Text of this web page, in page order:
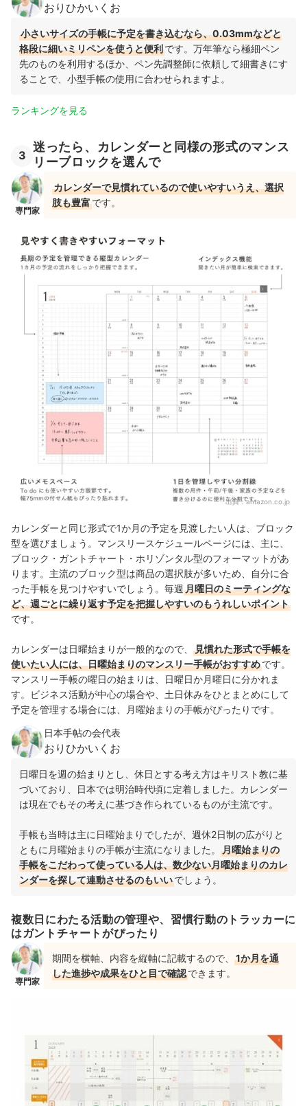
おりひかいくお
小さいサイズの手帳に予定を書き込むなら、0.03mmなどと
格段に細いミリペンを使うと便利です。万年筆なら極細ペン
先のものを利用するほか、ペン先調整師に依頼して細書きにす
ることで、小型手帳の使用に合わせられますよ。
ランキングを見る
3
迷ったら、カレンダーと同様の形式のマンス
リーブロックを選んで
専門家
カレンダーで見慣れているので使いやすいうえ、選択
肢も豊富です。
出典：amazon.co.jp
カレンダーと同じ形式で1か月の予定を見渡したい人は、ブロック
型を選びましょう。マンスリースケジュールページには、主に、
ブロック・ガントチャート・ホリゾンタル型のフォーマットがあ
ります。主流のブロック型は商品の選択肢が多いため、自分に合
った手帳を見つけやすいでしょう。毎週 月曜日のミーティングな
ど、週ごとに繰り返す予定を把握しやすいのもうれしいポイント
です。
カレンダーは日曜始まりが一般的なので、
見慣れた形式で手帳を
使いたい人には、日曜始まりのマンスリー手帳がおすすめです。
マンスリー手帳の曜日の始まりは、日曜日か月曜日に分かれま
す。ビジネス活動が中心の場合や、土日休みをひとまとめにして
予定を管理する場合には、月曜始まりの手帳がぴったりです。
日本手帖の会代表
おりひかいくお
日曜日を週の始まりとし、休日とする考え方はキリスト教に基
づいており、日本では明治時代頃に定着しました。カレンダー
は現在でもその考えに基づき作られているものが主流です。
手帳も当時は主に日曜始まりでしたが、週休2日制の広がりと
ともに月曜始まりの手帳が主流になりました。
月曜始まりの
手帳をこだわって使っている人は、数少ない月曜始まりのカレ
ンダーを探して連動させるのもいいでしょう。
複数日にわたる活動の管理や、習慣行動のトラッカーに
はガントチャートがぴったり
専門家
期間を横軸、内容を縦軸に記載するので、
1か月を通
した進捗や成果をひと目で確認できます。